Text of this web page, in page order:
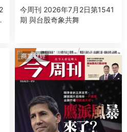
今周刊 2026年7月2日第1541
期 與台股奇象共舞
商業财經